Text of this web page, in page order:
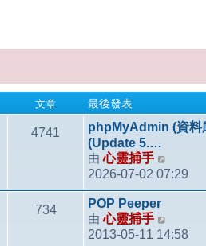
文章 最後發表
4741
phpMyAdmin (資料
(Update 5.…
由心靈捕手
視
最
發
2026-07-02 07:29
734
POP Peeper
由心靈捕手
視
2013-05-11 14:58